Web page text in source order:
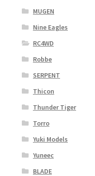
MUGEN
Nine Eagles
RC4WD
Robbe
SERPENT
Thicon
Thunder Tiger
Torro
Yuki Models
Yuneec
BLADE